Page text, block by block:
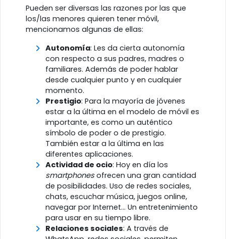
Pueden ser diversas las razones por las que
los/las menores quieren tener móvil,
mencionamos algunas de ellas:
Autonomía: Les da cierta autonomía
con respecto a sus padres, madres o
familiares. Además de poder hablar
desde cualquier punto y en cualquier
momento.
Prestigio: Para la mayoría de jóvenes
estar a la última en el modelo de móvil es
importante, es como un auténtico
símbolo de poder o de prestigio.
También estar a la última en las
diferentes aplicaciones.
Actividad de ocio: Hoy en día los
smartphonesofrecen una gran cantidad
de posibilidades. Uso de redes sociales,
chats, escuchar música, juegos online,
navegar por Internet… Un entretenimiento
para usar en su tiempo libre.
Relaciones sociales: A través de